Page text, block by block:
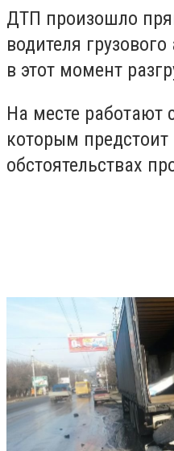
ДТП произошло
водителя
в этот момент
На месте работают
которым предстоит
обстоятельствах